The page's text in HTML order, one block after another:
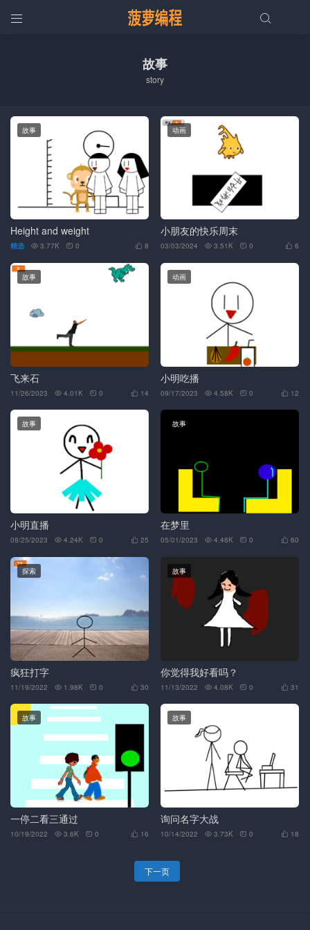
 
故事
story
Height and weight
故事
 8
精选  3.77K  0
小朋友的快乐周末
动画
 6
03/03/2024  3.51K  0
飞来石
故事
 14
11/26/2023  4.01K  0
小明吃播
动画
 12
09/17/2023  4.58K  0
小明直播
故事
 25
08/25/2023  4.24K  0
在梦里
故事
 60
05/01/2023  4.48K  0
疯狂打字
探索
 30
11/19/2022  1.98K  0
你觉得我好看吗？
故事
 31
11/13/2022  4.08K  0
一停二看三通过
故事
 16
10/19/2022  3.6K  0
询问名字大战
故事
 18
10/14/2022  3.73K  0
下一页